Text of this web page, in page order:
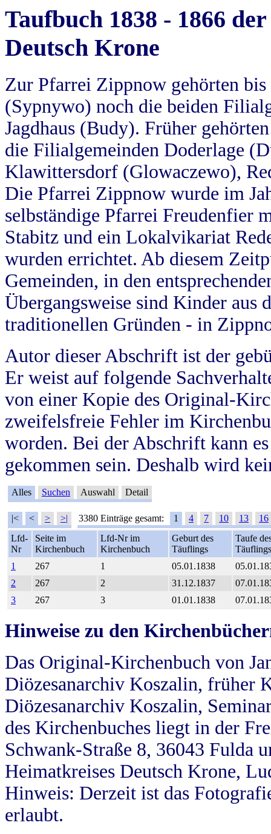
Taufbuch 1838 - 1866
Deutsch Krone
Zur Pfarrei Zippnow gehörten
(Sypnywo) noch die beiden
Jagdhaus (Budy). Früher
die Filialgemeinden Doderlage
Klawittersdorf (Glowaczewo),
Die Pfarrei Zippnow wurde im
selbständige Pfarrei Freudenfier
Stabitz und ein Lokalvikariat
wurden errichtet. Ab diesem
Gemeinden, in den
Übergangsweise sind Kinder aus
traditionellen Gründen - in
Autor dieser Abschrift ist der
Er weist auf folgende
von einer Kopie des Original-
zweifelsfreie Fehler im
worden. Bei der Abschrift kann
gekommen sein. Deshalb wird
Alles Suchen Auswahl Detail
|< < > >| 3380 Einträge gesamt: 1 4 7 10 13
16
Lfd-
Nr
Seite im
Kirchenbuch
Lfd-Nr im
Kirchenbuch
Geburt des
Täuflings
Taufe
Täuflings
1
267 1 05.01.1838
2
267 2 31.12.1837
3
267 3 01.01.1838
Hinweise zu den
Das Original-Kirchenbuch von
Diözesanarchiv Koszalin, früher
Diözesanarchiv Koszalin,
des Kirchenbuches liegt in der
Schwank-Straße 8, 36043 Fulda
Heimatkreises Deutsch Krone,
Hinweis: Derzeit ist das
erlaubt.